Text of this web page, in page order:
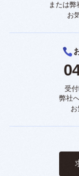
または
お
受
弊社
お